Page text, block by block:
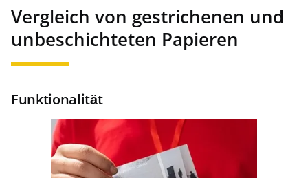
Vergleich von gestrichenen und
unbeschichteten Papieren
Funktionalität